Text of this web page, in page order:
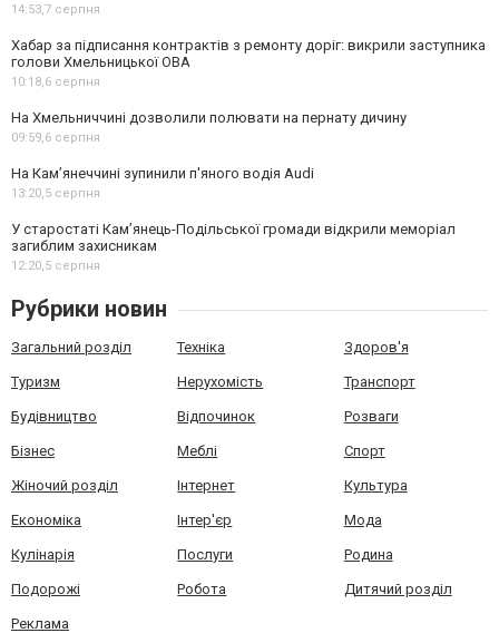
14:53,7 серпня
Хабар за підписання контрактів з ремонту доріг: викрили заступника
голови Хмельницької ОВА
10:18,6 серпня
На Хмельниччині дозволили полювати на пернату дичину
09:59,6 серпня
На Камʼянеччині зупинили п'яного водія Audi
13:20,5 серпня
У старостаті Кам’янець-Подільської громади відкрили меморіал
загиблим захисникам
12:20,5 серпня
Рубрики новин
Загальний розділ Техніка Здоров'я
Туризм Нерухомість Транспорт
Будівництво Відпочинок Розваги
Бізнес Меблі Спорт
Жіночий розділ Інтернет Культура
Економіка Інтер'єр Мода
Кулінарія Послуги Родина
Подорожі Робота Дитячий розділ
Реклама